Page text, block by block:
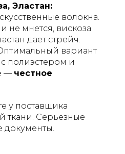
Эластан:
волокна.
не мнется, вискоза
дает стрейч.
вариант
полиэстером и
— честное
у поставщика
ткани. Серьезные
документы.